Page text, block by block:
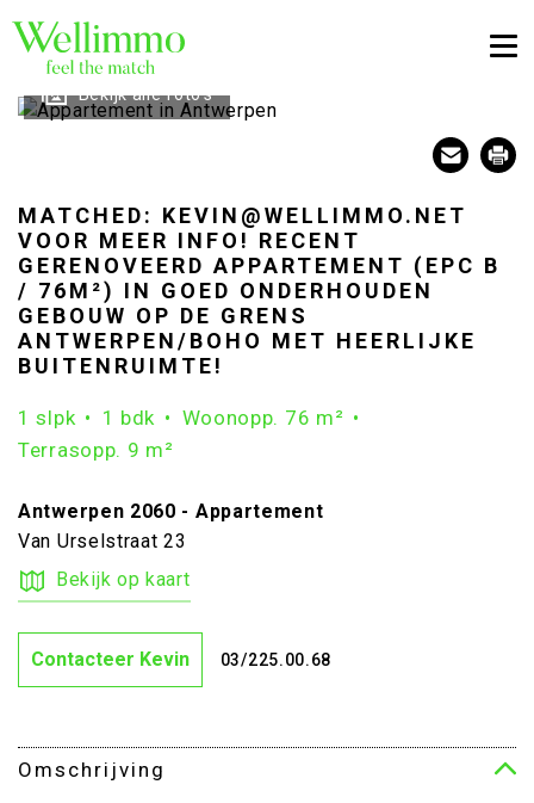
Bekijk alle foto's
MATCHED: KEVIN@WELLIMMO.NET
VOOR MEER INFO! RECENT
GERENOVEERD APPARTEMENT (EPC B
/ 76M²) IN GOED ONDERHOUDEN
GEBOUW OP DE GRENS
ANTWERPEN/BOHO MET HEERLIJKE
BUITENRUIMTE!
1 slpk 1 bdk
Woonopp. 76 m²
Terrasopp. 9 m²
Antwerpen 2060 - Appartement
Van Urselstraat 23
Bekijk op kaart
Contacteer Kevin 03/225.00.68
Omschrijving